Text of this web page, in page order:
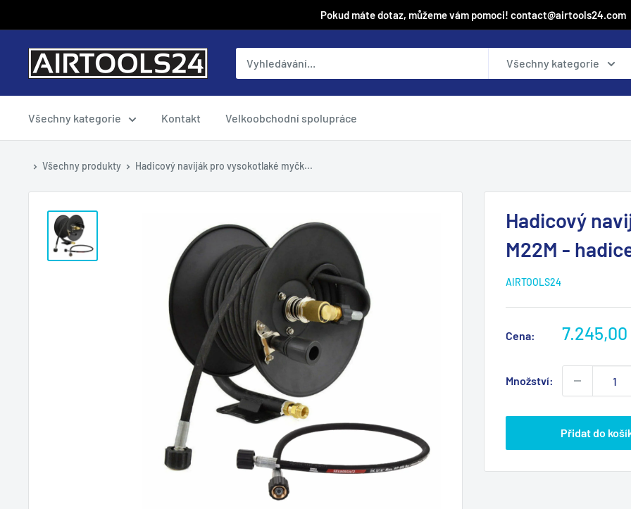
na
obsah
Pokud máte dotaz, můžeme vám pomoci! contact@airtools24.com
airtools24cz Všechny kategorie
Všechny kategorie Kontakt Velkoobchodní spolupráce
Všechny produkty Hadicový naviják pro vysokotlaké myčk...
Hadicový
M22M -
AIRTOOLS24
Cena: 7.245,00
Množství:
Přidat do